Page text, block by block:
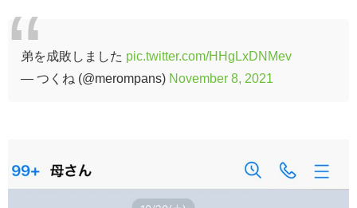
弟を成敗しました pic.twitter.com/HHgLxDNMev
— つくね (@merompans) November 8, 2021